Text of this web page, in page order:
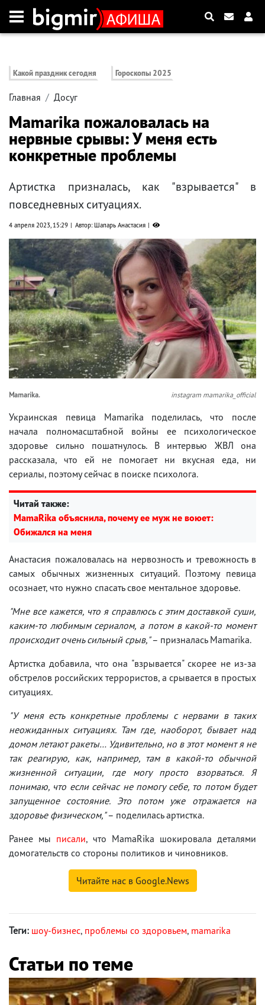
Какой праздник сегодня Гороскопы 2025
Главная Досуг
Mamarika пожаловалась на
нервные срывы: У меня есть
конкретные проблемы
Артистка призналась, как "взрывается" в
повседневных ситуациях.
4 апреля 2023, 15:29 Автор: Шапарь Анастасия
Mamarika. instagram mamarika_official
Украинская певица Mamarika поделилась, что после
начала полномасштабной войны ее психологическое
здоровье сильно пошатнулось. В интервью ЖВЛ она
рассказала, что ей не помогает ни вкусная еда, ни
сериалы, поэтому сейчас в поиске психолога.
Читай также:
MamaRika объяснила, почему ее муж не воюет:
Обижался на меня
Анастасия пожаловалась на нервозность и тревожность в
самых обычных жизненных ситуаций. Поэтому певица
осознает, что нужно спасать свое ментальное здоровье.
"Мне все кажется, что я справлюсь с этим доставкой суши,
каким-то любимым сериалом, а потом в какой-то момент
происходит очень сильный срыв,"– призналась Mamarika.
Артистка добавила, что она "взрывается" скорее не из-за
обстрелов российских террористов, а срывается в простых
ситуациях.
"У меня есть конкретные проблемы с нервами в таких
неожиданных ситуациях. Там где, наоборот, бывает над
домом летают ракеты… Удивительно, но в этот момент я не
так реагирую, как, например, там в какой-то обычной
жизненной ситуации, где могу просто взорваться. Я
понимаю, что если сейчас не помогу себе, то потом будет
запущенное состояние. Это потом уже отражается на
здоровье физическом,"– поделилась артистка.
Ранее мы писали, что MamaRika шокировала деталями
домогательств со стороны политиков и чиновников.
Читайте нас в Google.News
Теги: шоу-бизнес, проблемы со здоровьем, mamarika
Статьи по теме